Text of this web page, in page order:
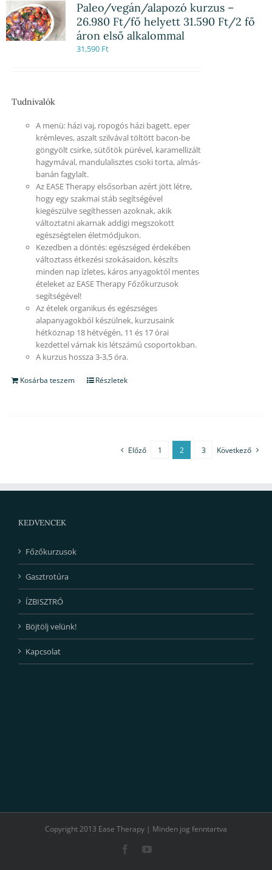
Paleo/vegán/alapozó kurzus –
26.980 Ft/fő helyett 31.590 Ft/2 fő
áron első alkalommal
31,590 Ft
Tudnivalók
A menü: házi vaj, ropogós házi bagett, eper
krémleves, aszalt szilvával töltött bacon-be
göngyölt csirke, sütőtök pürével, karamellizált
hagymával, mandulalisztes csoki torta, almás-
banán fagylalt.
Az EASE Therapy elsősorban azért jött létre,
hogy egy szakmai stáb segítségével
kiegészülve segíthessen azoknak, akik
változtatni akarnak addigi megszokott
egészségtelen életmódjukon.
Kezedben a döntés: egészséged érdekében
változtass étkezési szokásaidon, készíts
minden nap ízletes, káros anyagoktól mentes
ételeket az EASE Therapy Főzőkurzusok
segítségével!
Az ételek organikus és egészséges
alapanyagokból készülnek, kurzusaink
hétköznap 18 hétvégén, 11 és 17 órai
kezdettel várnak kis létszámú csoportokban.
A kurzus hossza 3-3,5 óra.
Kosárba teszem Részletek
Előző 1 2 3 Következő
KEDVENCEK
Főzőkurzusok
Gasztrotúra
ÍZBISZTRÓ
Böjtölj velünk!
Kapcsolat
Copyright 2013 Ease Therapy | Minden jog fenntartva
FacebookYouTube